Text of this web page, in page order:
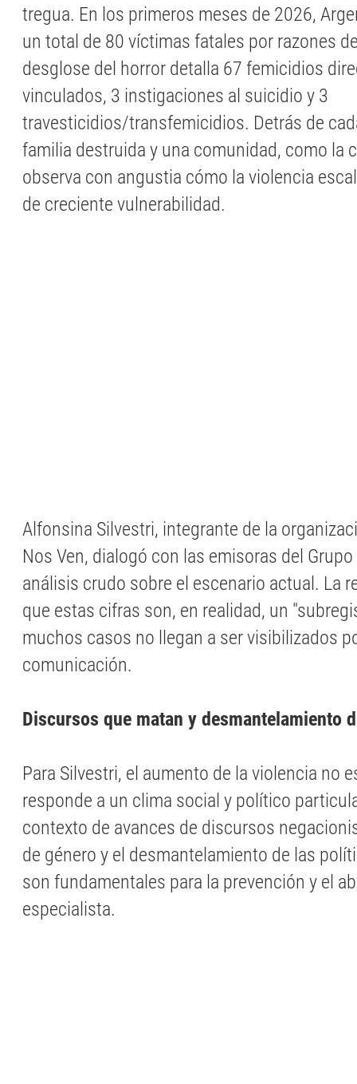
tregua. En los primeros meses de 2026,
un total de 80 víctimas fatales por razones
desglose del horror detalla 67 femicidios
vinculados, 3 instigaciones al suicidio y 3
travesticidios/transfemicidios. Detrás de
familia destruida y una comunidad, como la
observa con angustia cómo la violencia
de creciente vulnerabilidad.
Alfonsina Silvestri, integrante de la
Nos Ven, dialogó con las emisoras del
análisis crudo sobre el escenario actual. La
que estas cifras son, en realidad, un
muchos casos no llegan a ser visibilizados
comunicación.
Discursos que matan y desmantelamiento
Para Silvestri, el aumento de la violencia no
responde a un clima social y político
contexto de avances de discursos
de género y el desmantelamiento de las
son fundamentales para la prevención y el
especialista.